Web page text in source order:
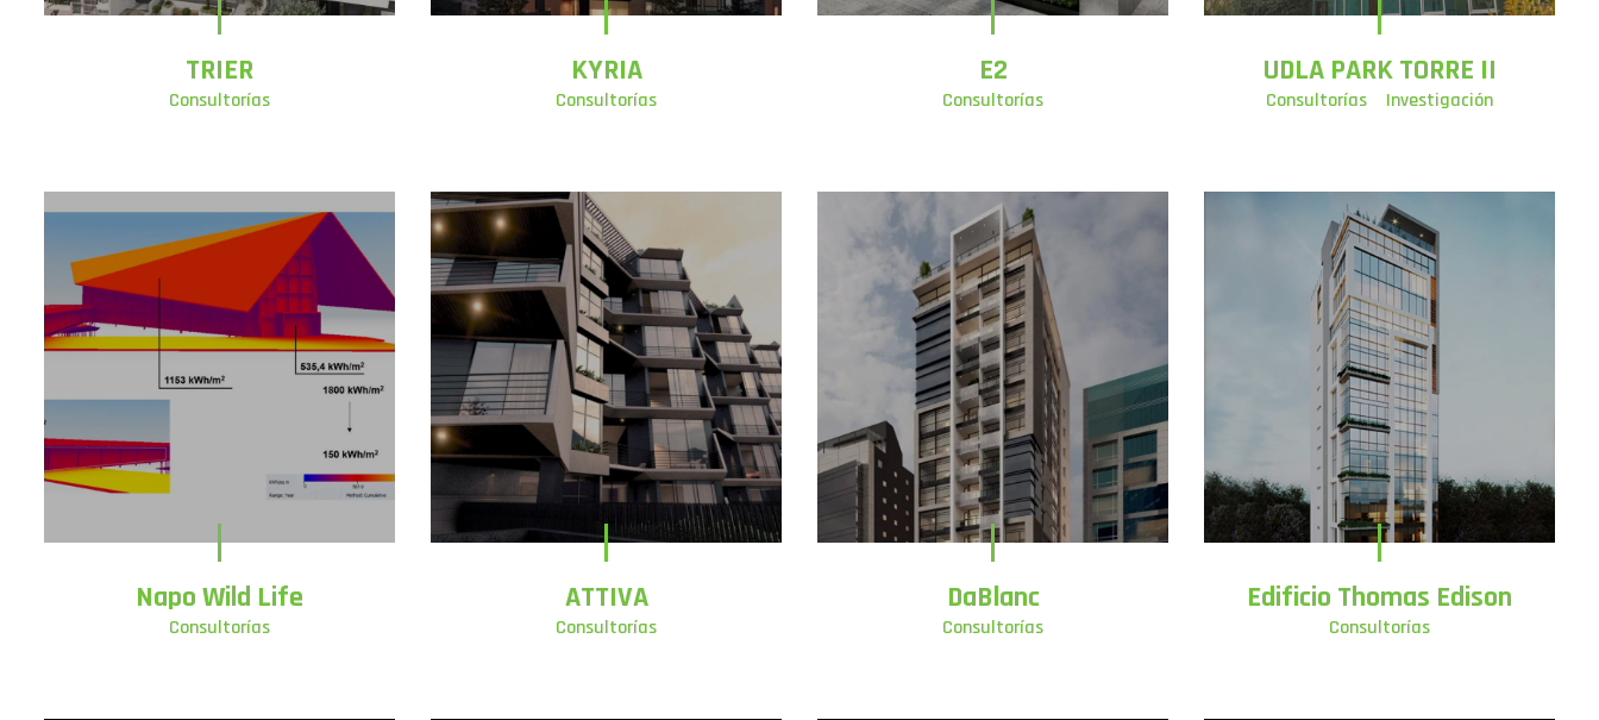
TRIER
Consultorías
KYRIA
Consultorías
E2
Consultorías
UDLA PARK TORRE II
Consultorías Investigación
Napo Wild Life
Consultorías
ATTIVA
Consultorías
DaBlanc
Consultorías
Edificio Thomas Edison
Consultorías